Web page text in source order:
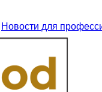
Новости для